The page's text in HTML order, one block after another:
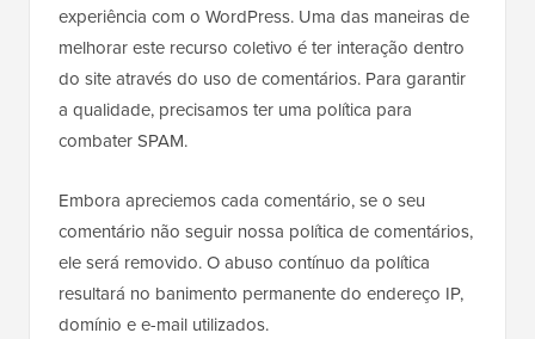
experiência com o WordPress. Uma das maneiras de
melhorar este recurso coletivo é ter interação dentro
do site através do uso de comentários. Para garantir
a qualidade, precisamos ter uma política para
combater SPAM.
Embora apreciemos cada comentário, se o seu
comentário não seguir nossa política de comentários,
ele será removido. O abuso contínuo da política
resultará no banimento permanente do endereço IP,
domínio e e-mail utilizados.